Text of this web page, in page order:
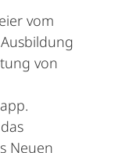
vom
von
Neuen